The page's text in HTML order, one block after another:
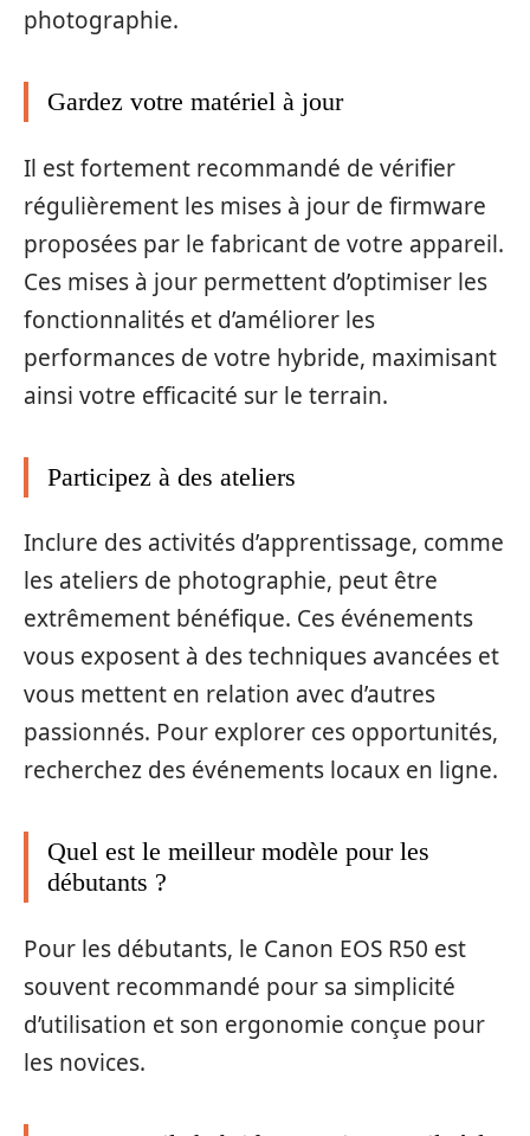
photographie.
Gardez votre matériel à jour
Il est fortement recommandé de vérifier
régulièrement les mises à jour de firmware
proposées par le fabricant de votre appareil.
Ces mises à jour permettent d’optimiser les
fonctionnalités et d’améliorer les
performances de votre hybride, maximisant
ainsi votre efficacité sur le terrain.
Participez à des ateliers
Inclure des activités d’apprentissage, comme
les ateliers de photographie, peut être
extrêmement bénéfique. Ces événements
vous exposent à des techniques avancées et
vous mettent en relation avec d’autres
passionnés. Pour explorer ces opportunités,
recherchez des événements locaux en ligne.
Quel est le meilleur modèle pour les
débutants ?
Pour les débutants, le Canon EOS R50 est
souvent recommandé pour sa simplicité
d’utilisation et son ergonomie conçue pour
les novices.